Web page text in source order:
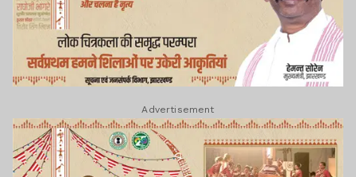
Advertisement